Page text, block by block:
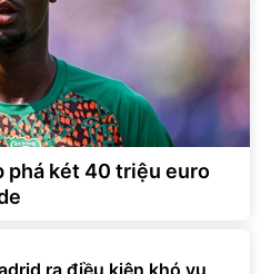
phá két 40 triệu euro